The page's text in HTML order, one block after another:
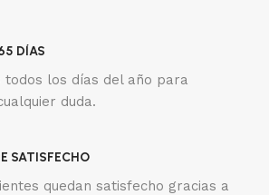
DÍAS
todos los días del año para
duda.
SATISFECHO
quedan satisfecho gracias a